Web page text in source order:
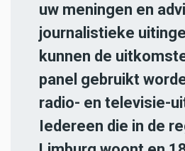
uw meningen en
journalistieke
kunnen de
panel gebruikt
radio- en televisie-
Iedereen die in de